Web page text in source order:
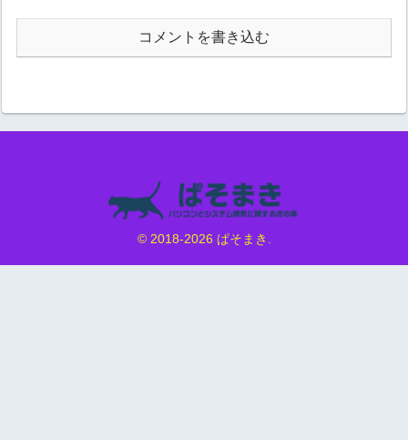
コメントを書き込む
© 2018-2026 ぱそまき.